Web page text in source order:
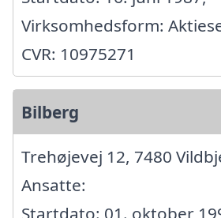
Virksomhedsform:
CVR: 10975271
Bilberg
Trehøjevej 12, 7480
Ansatte: